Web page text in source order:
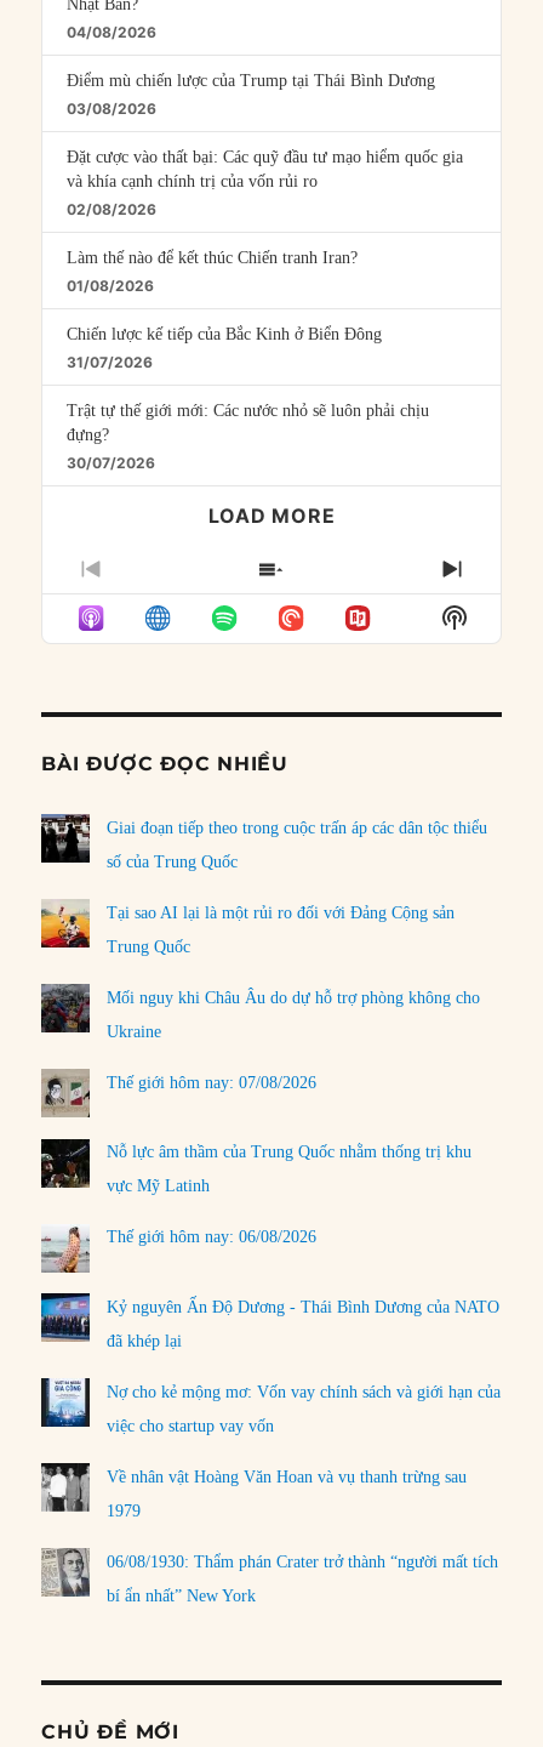
Nhật Bản?
04/08/2026
Điểm mù chiến lược của Trump tại Thái Bình Dương
03/08/2026
Đặt cược vào thất bại: Các quỹ đầu tư mạo hiểm quốc gia
và khía cạnh chính trị của vốn rủi ro
02/08/2026
Làm thế nào để kết thúc Chiến tranh Iran?
01/08/2026
Chiến lược kế tiếp của Bắc Kinh ở Biển Đông
31/07/2026
Trật tự thế giới mới: Các nước nhỏ sẽ luôn phải chịu
đựng?
30/07/2026
LOAD MORE
PREVIOUS
EPISODE
SHOW
EPISODES
LIST
NEXT
Show
Podcast
BÀI ĐƯỢC ĐỌC NHIỀU
Giai đoạn tiếp theo trong cuộc trấn áp các dân tộc thiểu
số của Trung Quốc
Tại sao AI lại là một rủi ro đối với Đảng Cộng sản
Trung Quốc
Mối nguy khi Châu Âu do dự hỗ trợ phòng không cho
Ukraine
Thế giới hôm nay: 07/08/2026
Nỗ lực âm thầm của Trung Quốc nhằm thống trị khu
vực Mỹ Latinh
Thế giới hôm nay: 06/08/2026
Kỷ nguyên Ấn Độ Dương - Thái Bình Dương của NATO
đã khép lại
Nợ cho kẻ mộng mơ: Vốn vay chính sách và giới hạn của
việc cho startup vay vốn
Về nhân vật Hoàng Văn Hoan và vụ thanh trừng sau
1979
06/08/1930: Thẩm phán Crater trở thành “người mất tích
bí ẩn nhất” New York
CHỦ ĐỀ MỚI